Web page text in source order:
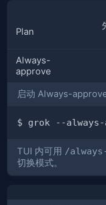
Plan
Always-
approve
启动 Always-approve
TUI 内可用 /
切换模式。